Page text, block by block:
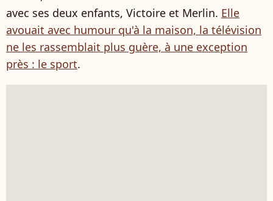
avec ses deux enfants, Victoire et Merlin. Elle
avouait avec humour qu'à la maison, la télévision
ne les rassemblait plus guère, à une exception
près : le sport.